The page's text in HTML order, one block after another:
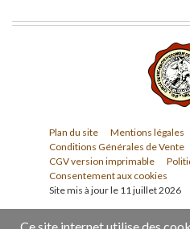
Plan du site
Mentions légales
Conditions Générales de Vente
CGV version imprimable
Consentement aux cookies
Site mis à jour le 11 juillet 2026